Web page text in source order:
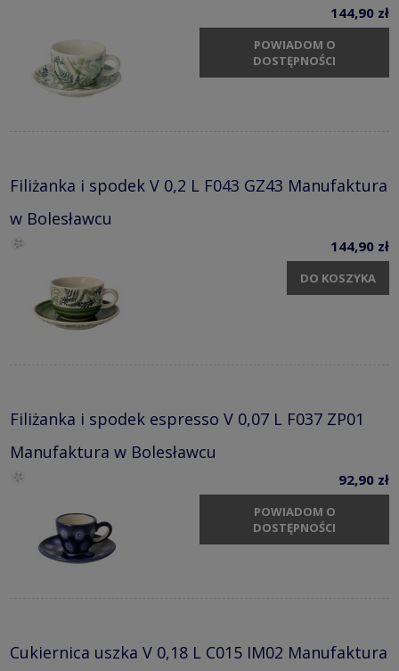
144,90 zł
POWIADOM O
DOSTĘPNOŚCI
Filiżanka i spodek V 0,2 L F043 GZ43 Manufaktura
w Bolesławcu
144,90 zł
DO KOSZYKA
Filiżanka i spodek espresso V 0,07 L F037 ZP01
Manufaktura w Bolesławcu
92,90 zł
POWIADOM O
DOSTĘPNOŚCI
Cukiernica uszka V 0,18 L C015 IM02 Manufaktura